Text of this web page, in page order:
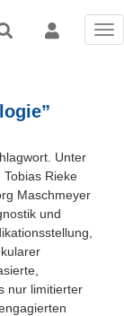
Unter
Rieke
Maschmeyer
und
nur limitierter